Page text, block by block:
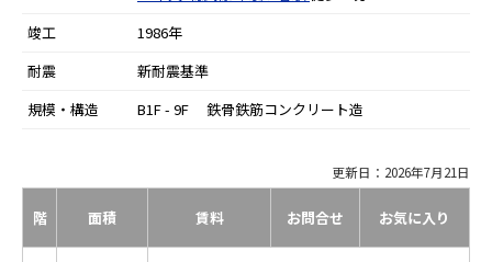
竣工
1986年
耐震
新耐震基準
規模・構造
B1F - 9F 鉄骨鉄筋コンクリート造
更新日：2026年7月21日
階 面積 賃料 お問合せ お気に入り